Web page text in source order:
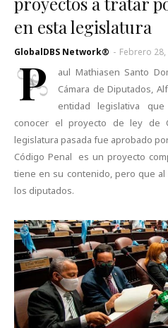
en esta legislatura
GlobalDBS Network® - Febrero 28,
P
aul Mathiasen Santo
Cámara de Diputados,
entidad legislativa
conocer el proyecto de ley de
legislatura pasada fue aprobado
Código Penal es un proyecto
tiene en su contenido, pero que
los diputados.